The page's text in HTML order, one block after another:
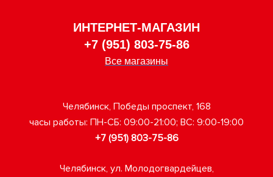
ИНТЕРНЕТ-МАГАЗИН
+7 (951) 803-75-86
Все магазины
Челябинск, Победы проспект, 168
часы работы: ПН-СБ: 09:00-21:00; ВС: 9:00-19:00
+7 (951) 803-75-86
Челябинск, ул. Молодогвардейцев,